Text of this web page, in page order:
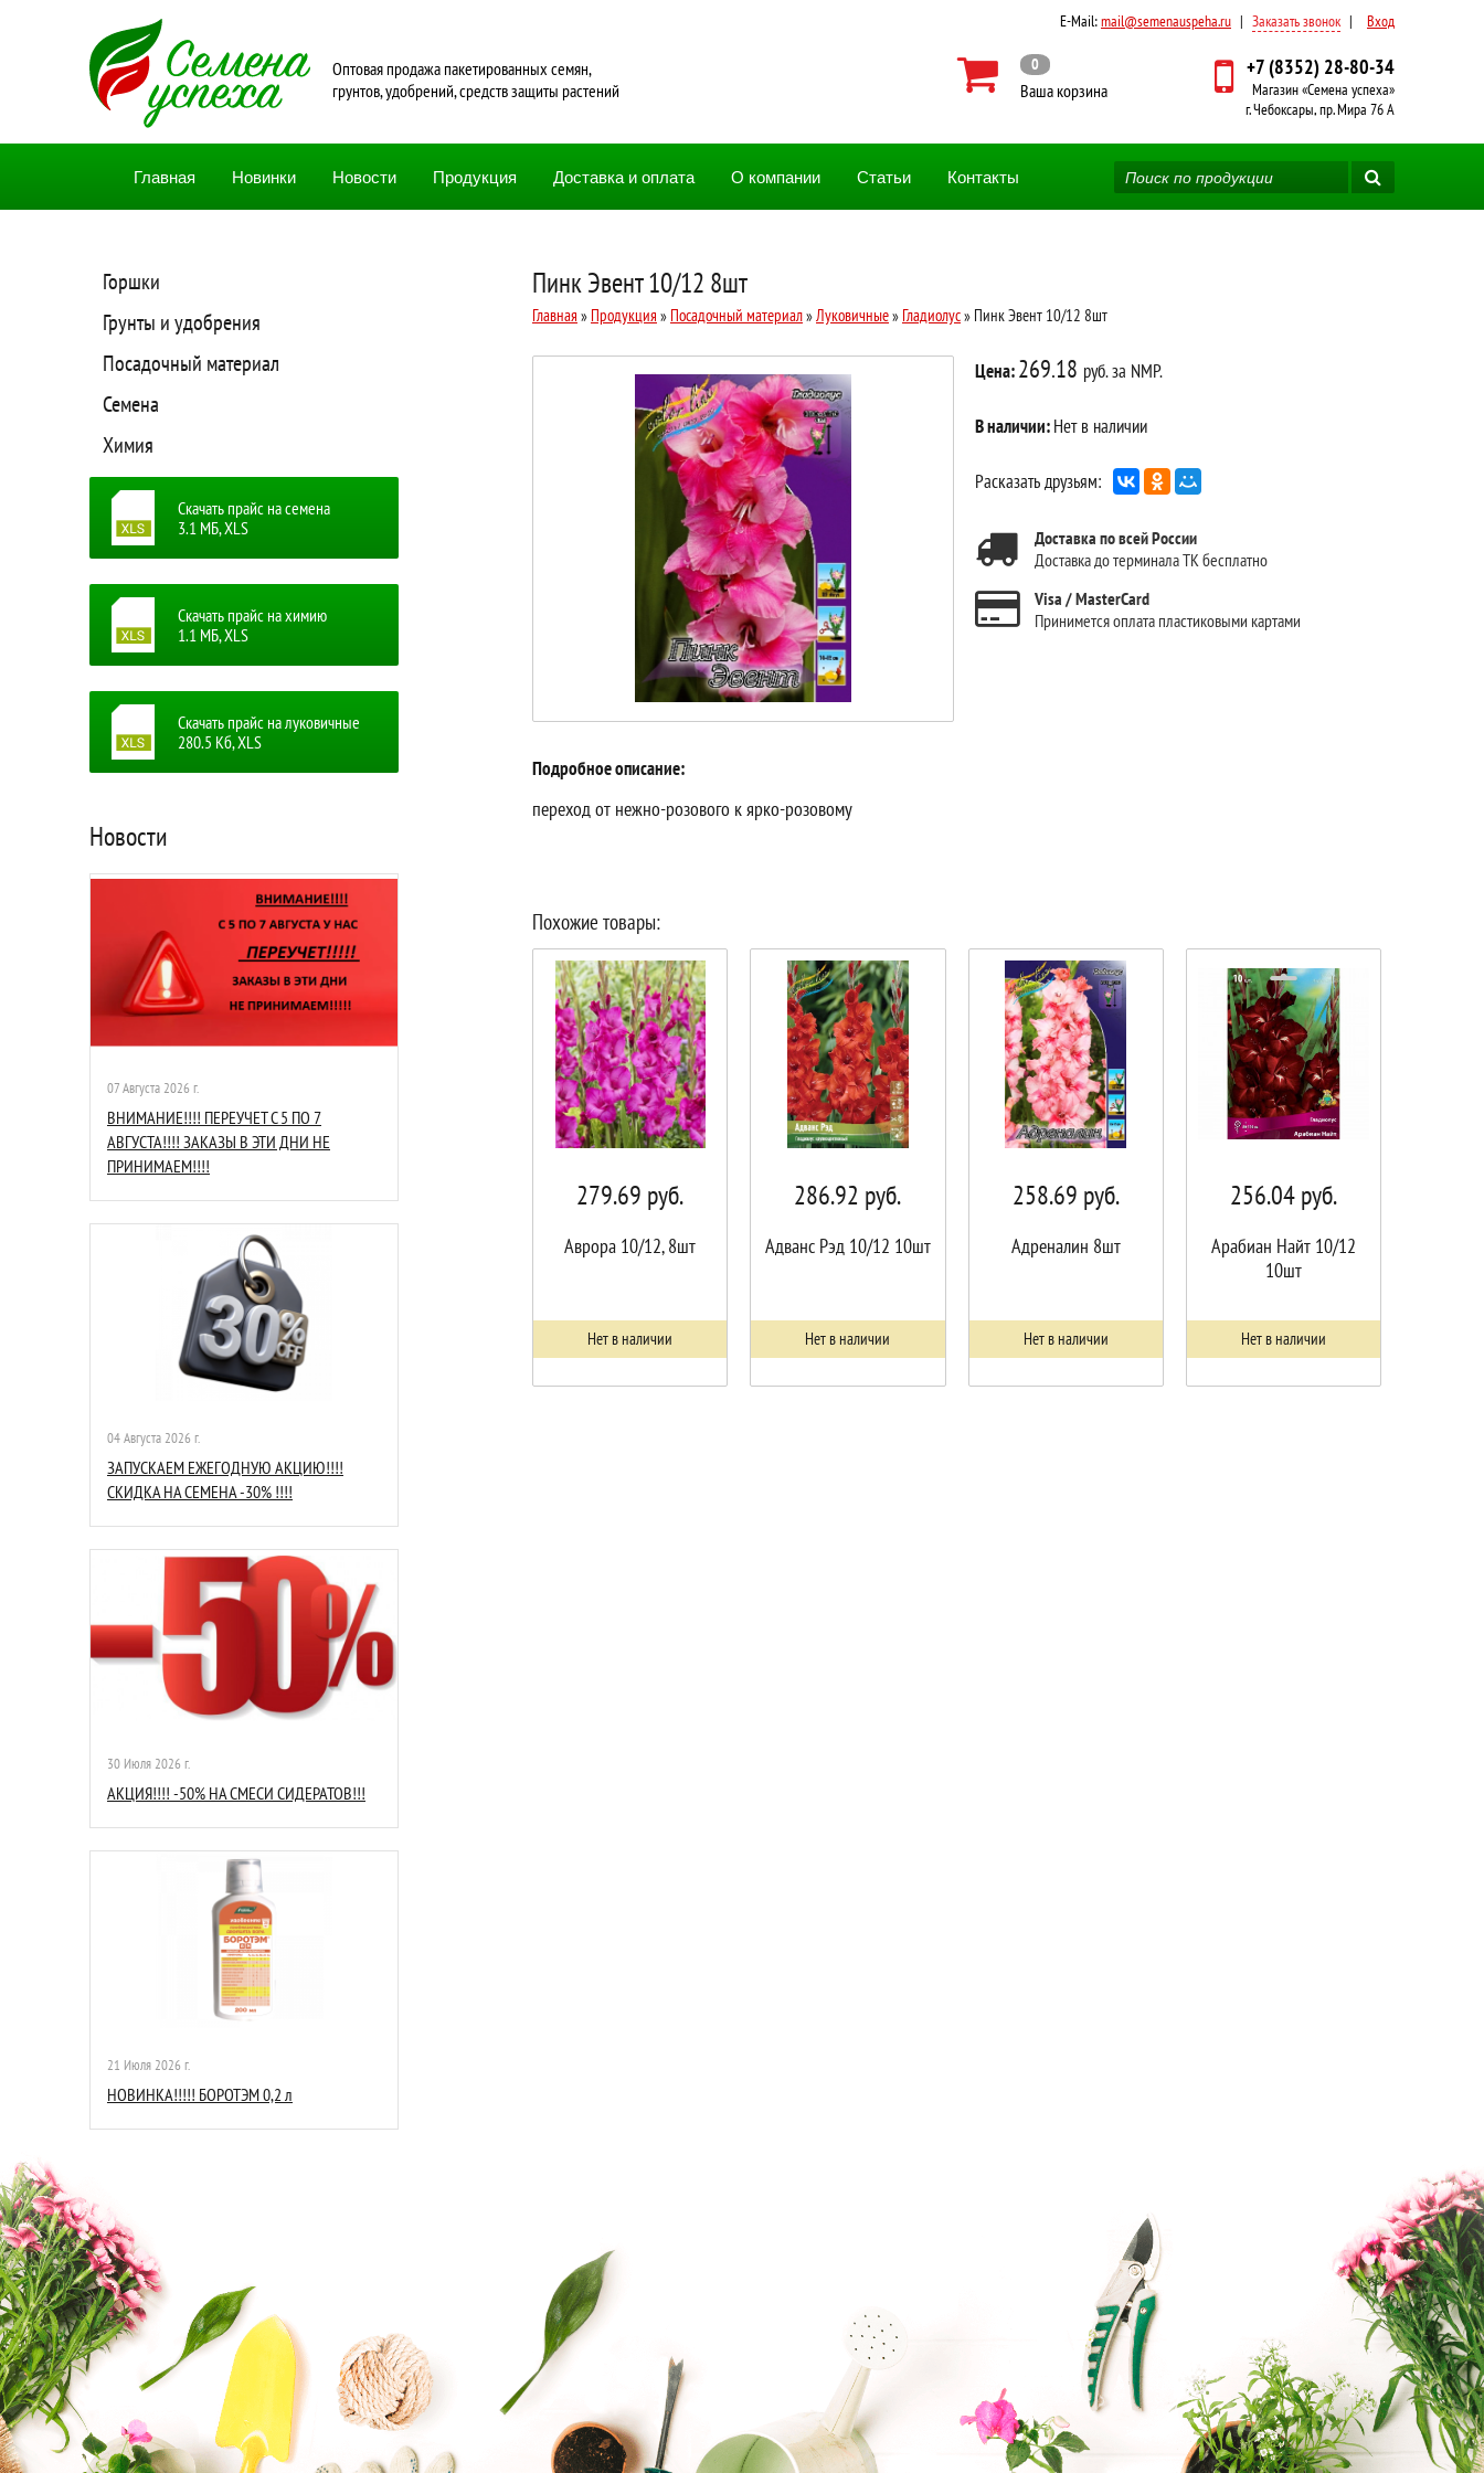
E-Mail:mail@semenauspeha.ru | Заказать звонок | Вход
Oптовая продажа пакетированных семян,
грунтов, удобрений, средств защиты растений
0
Ваша корзина
+7 (8352) 28-80-34
Магазин «Семена успеха»
г. Чебоксары, пр. Мира 76 А
Главная Новинки Новости Продукция Доставка и оплата О компании Статьи Контакты
Горшки
Грунты и удобрения
Посадочный материал
Семена
Химия
Скачать прайс на семена
3.1 MБ, XLS
Скачать прайс на химию
1.1 MБ, XLS
Скачать прайс на луковичные
280.5 Кб, XLS
Новости
07 Августа 2026 г.
ВНИМАНИЕ!!!! ПЕРЕУЧЕТ С 5 ПО 7
АВГУСТА!!!! ЗАКАЗЫ В ЭТИ ДНИ НЕ
ПРИНИМАЕМ!!!!
04 Августа 2026 г.
ЗАПУСКАЕМ ЕЖЕГОДНУЮ АКЦИЮ!!!!
СКИДКА НА СЕМЕНА -30% !!!!
30 Июля 2026 г.
АКЦИЯ!!!! -50% НА СМЕСИ СИДЕРАТОВ!!!
21 Июля 2026 г.
НОВИНКА!!!!! БОРОТЭМ 0,2 л
Пинк Эвент 10/12 8шт
Главная » Продукция » Посадочный материал» Луковичные» Гладиолус» Пинк Эвент 10/12 8шт
Цена:269.18 руб. за NMP.
В наличии:Нет в наличии
Расказать друзьям:
Доставка по всей России
Доставка до терминала ТК бесплатно
Visa / MasterCard
Принимется оплата пластиковыми картами
Подробное описание:
переход от нежно-розового к ярко-розовому
Похожие товары:
279.69 руб.
Аврора 10/12, 8шт
Нет в наличии
286.92 руб.
Адванс Рэд 10/12 10шт
Нет в наличии
258.69 руб.
Адреналин 8шт
Нет в наличии
256.04руб.
Арабиан Найт 10/12
10шт
Нет в наличии